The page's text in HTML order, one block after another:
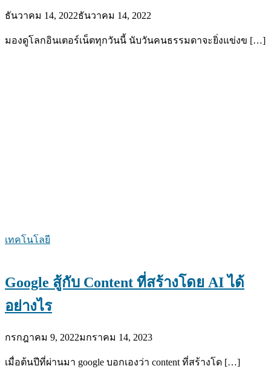
ธันวาคม 14, 2022ธันวาคม 14, 2022
มองดูโลกอินเตอร์เน็ตทุกวันนี้ นับวันคนธรรมดาจะยิ่งแข่งข […]
เทคโนโลยี
Google สู้กับ Content ที่สร้างโดย AI ได้
อย่างไร
กรกฎาคม 9, 2022มกราคม 14, 2023
เมื่อต้นปีที่ผ่านมา google บอกเองว่า content ที่สร้างโด […]